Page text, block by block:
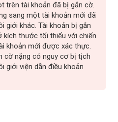
trên tài khoản đã bị gắn cờ.
sang một tài khoản mới đã
giới khác. Tài khoản bị gắn
thước tối thiểu với chiến
khoản mới được xác thực.
cờ nặng có nguy cơ bị tịch
giới viện dẫn điều khoản